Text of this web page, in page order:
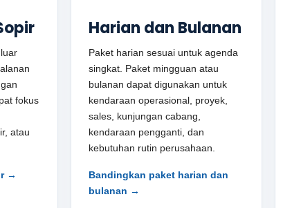
fokus
atau
→
Harian dan Bulanan
Paket harian sesuai untuk agenda
singkat. Paket mingguan atau
bulanan dapat digunakan untuk
kendaraan operasional, proyek,
sales, kunjungan cabang,
kendaraan pengganti, dan
kebutuhan rutin perusahaan.
Bandingkan paket harian dan
bulanan →